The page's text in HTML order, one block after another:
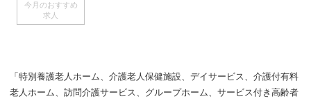
今月のおすすめ
求人
「特別養護老人ホーム、介護老人保健施設、デイサービス、介護付有料
老人ホーム、訪問介護サービス、グループホーム、サービス付き高齢者